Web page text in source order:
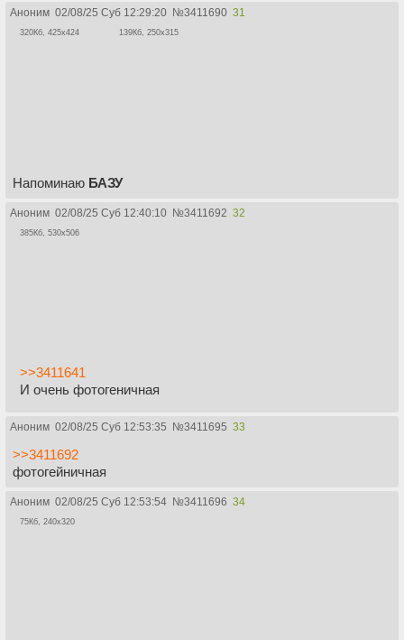
Аноним 02/08/25 Суб 12:29:20 №3411690 31
320Кб, 425x424 139Кб, 250x315
Напоминаю БАЗУ
Аноним 02/08/25 Суб 12:40:10 №3411692 32
385Кб, 530x506
>>3411641
И очень фотогеничная
Аноним 02/08/25 Суб 12:53:35 №3411695 33
>>3411692
фотогейничная
Аноним 02/08/25 Суб 12:53:54 №3411696 34
75Кб, 240x320